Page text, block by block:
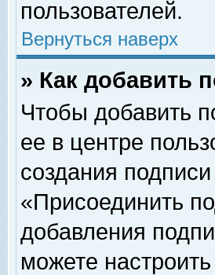
пользователей.
Вернуться наверх
» Как добавить
Чтобы добавить
ее в центре
создания
«Присоединить
добавления
можете